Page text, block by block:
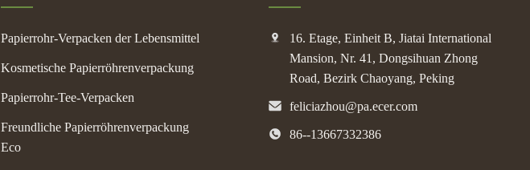
Papierrohr-Verpacken der Lebensmittel
Kosmetische Papierröhrenverpackung
Papierrohr-Tee-Verpacken
Freundliche Papierröhrenverpackung
Eco
16. Etage, Einheit B, Jiatai International
Mansion, Nr. 41, Dongsihuan Zhong
Road, Bezirk Chaoyang, Peking
feliciazhou@pa.ecer.com
86--13667332386